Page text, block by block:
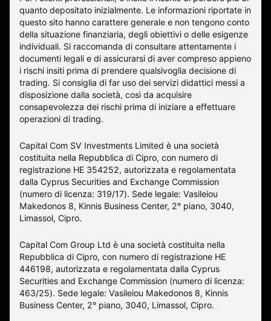
quanto depositato inizialmente. Le informazioni riportate in
questo sito hanno carattere generale e non tengono conto
della situazione finanziaria, degli obiettivi o delle esigenze
individuali. Si raccomanda di consultare attentamente i
documenti legali e di assicurarsi di aver compreso appieno
i rischi insiti prima di prendere qualsivoglia decisione di
trading. Si consiglia di far uso dei servizi didattici messi a
disposizione dalla società, così da acquisire
consapevolezza dei rischi prima di iniziare a effettuare
operazioni di trading.
Capital Com SV Investments Limited è una società
costituita nella Repubblica di Cipro, con numero di
registrazione HE 354252, autorizzata e regolamentata
dalla Cyprus Securities and Exchange Commission
(numero di licenza: 319/17). Sede legale: Vasileiou
Makedonos 8, Kinnis Business Center, 2° piano, 3040,
Limassol, Cipro.
Capital Com Group Ltd è una società costituita nella
Repubblica di Cipro, con numero di registrazione ΗΕ
446198, autorizzata e regolamentata dalla Cyprus
Securities and Exchange Commission (numero di licenza:
463/25). Sede legale: Vasileiou Makedonos 8, Kinnis
Business Center, 2° piano, 3040, Limassol, Cipro.